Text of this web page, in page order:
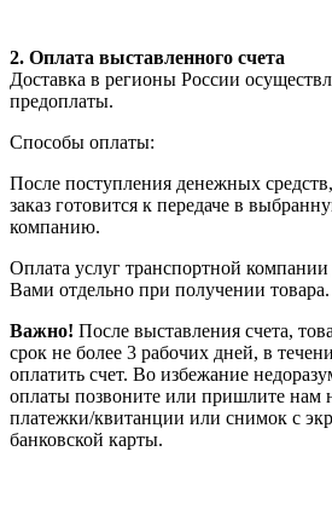
2. Оплата выставленного счета
Доставка в регионы России
предоплаты.
Способы оплаты:
После поступления денежных
заказ готовится к передаче в
компанию.
Оплата услуг транспортной компании
Вами отдельно при получении товара.
Важно! После выставления счета,
срок не более 3 рабочих дней, в
оплатить счет. Во избежание
оплаты позвоните или пришлите нам
платежки/квитанции или снимок с
банковской карты.